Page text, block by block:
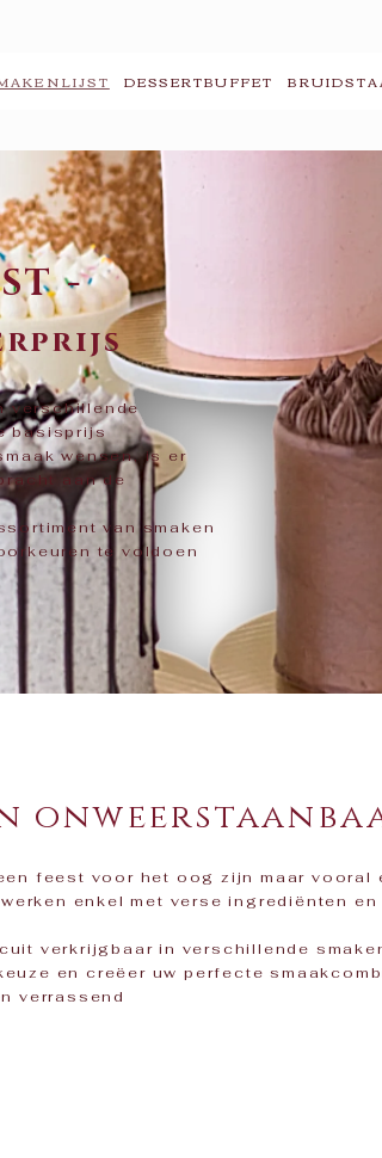
DESSERTBUFFET
-
verschillende
basisprijs
wensen, is er
aan de
van smaken
te voldoen
feest voor het oog zijn maar vooral
enkel met verse ingrediënten en
verkrijgbaar in verschillende
en creëer uw perfecte
verrassend